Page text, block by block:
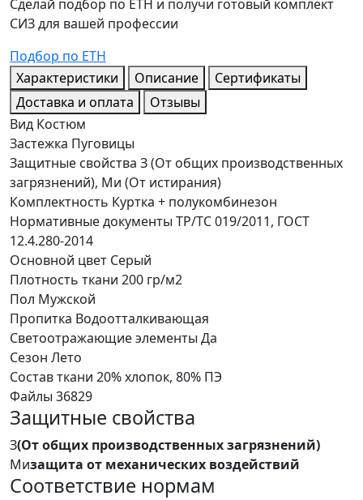
Сделай подбор по ЕТН и получи готовый комплект
СИЗ для вашей профессии
Подбор по ЕТН
Характеристики
Описание
Сертификаты
Доставка и оплата
Отзывы
Вид Костюм
Застежка Пуговицы
Защитные свойства З (От общих производственных
загрязнений), Ми (От истирания)
Комплектность Куртка + полукомбинезон
Нормативные документы ТР/ТС 019/2011, ГОСТ
12.4.280-2014
Основной цвет Серый
Плотность ткани 200 гр/м2
Пол Мужской
Пропитка Водоотталкивающая
Светоотражающие элементы Да
Сезон Лето
Состав ткани 20% хлопок, 80% ПЭ
Файлы 36829
Защитные свойства
З(От общих производственных загрязнений)
Мизащита от механических воздействий
Соответствие нормам